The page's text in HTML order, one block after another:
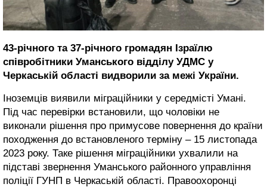
43-річного та 37-річного громадян Ізраїлю
співробітники Уманського відділу УДМС у
Черкаській області видворили за межі України.
Іноземців виявили міграційники у середмісті Умані.
Під час перевірки встановили, що чоловіки не
виконали рішення про примусове повернення до країни
походження до встановленого терміну – 15 листопада
2023 року. Таке рішення міграційники ухвалили на
підставі звернення Уманського районного управління
поліції ГУНП в Черкаській області. Правоохоронці